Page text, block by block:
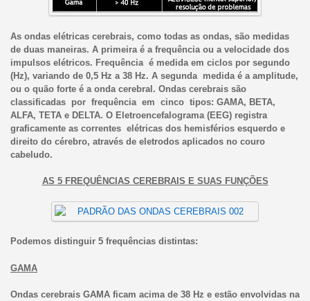
As ondas elétricas cerebrais, como todas as ondas, são medidas
de duas maneiras. A primeira é a frequência ou a velocidade dos
impulsos elétricos. Frequência é medida em ciclos por segundo
(Hz), variando de 0,5 Hz a 38 Hz. A segunda medida é a amplitude,
ou o quão forte é a onda cerebral. Ondas cerebrais são
classificadas por frequência em cinco tipos: GAMA, BETA,
ALFA, TETA e DELTA. O Eletroencefalograma (EEG) registra
graficamente as correntes elétricas dos hemisférios esquerdo e
direito do cérebro, através de eletrodos aplicados no couro
cabeludo.
AS 5 FREQUÊNCIAS CEREBRAIS E SUAS FUNÇÕES
Podemos distinguir 5 frequências distintas:
GAMA
Ondas cerebrais GAMA ficam acima de 38 Hz e estão envolvidas na